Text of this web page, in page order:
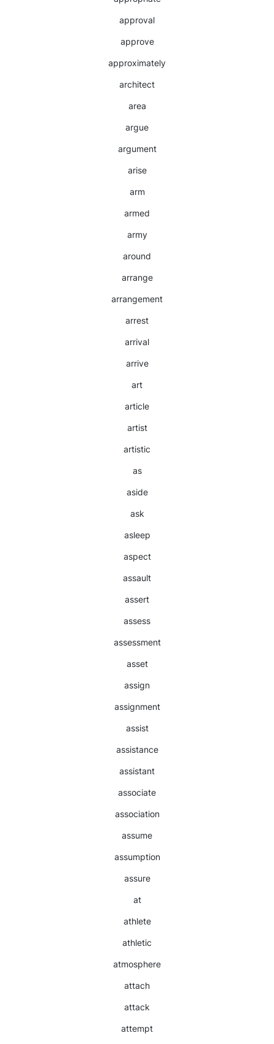
approval
approve
approximately
architect
area
argue
argument
arise
arm
armed
army
around
arrange
arrangement
arrest
arrival
arrive
art
article
artist
artistic
as
aside
ask
asleep
aspect
assault
assert
assess
assessment
asset
assign
assignment
assist
assistance
assistant
associate
association
assume
assumption
assure
at
athlete
athletic
atmosphere
attach
attack
attempt